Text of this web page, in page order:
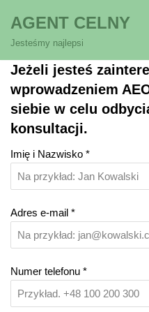
Przejdź
treści
AGENT CELNY
Jesteśmy najlepsi
Jeżeli jesteś
wprowadzeniem
siebie w celu
konsultacji.
Imię i Nazwisko *
Adres e-mail *
Numer telefonu *